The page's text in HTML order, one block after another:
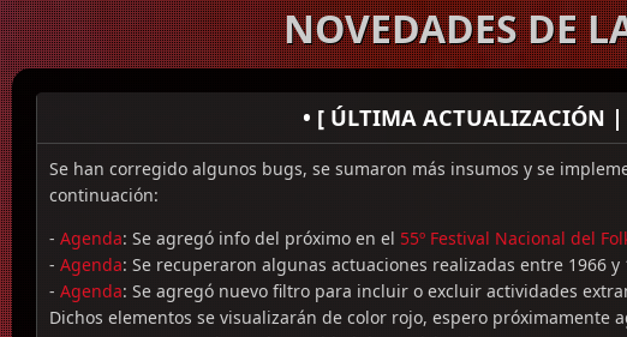
NOVEDADES DE
• [ ÚLTIMA ACTUALIZACIÓN
Se han corregido algunos bugs, se sumaron más insumos y se
continuación:
- Agenda: Se agregó info del próximo en el 55º Festival Nacional del
- Agenda: Se recuperaron algunas actuaciones realizadas entre 1966
- Agenda: Se agregó nuevo filtro para incluir o excluir actividades
Dichos elementos se visualizarán de color rojo, espero próximamente